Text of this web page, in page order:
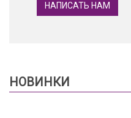
НАПИСАТЬ НАМ
НОВИНКИ